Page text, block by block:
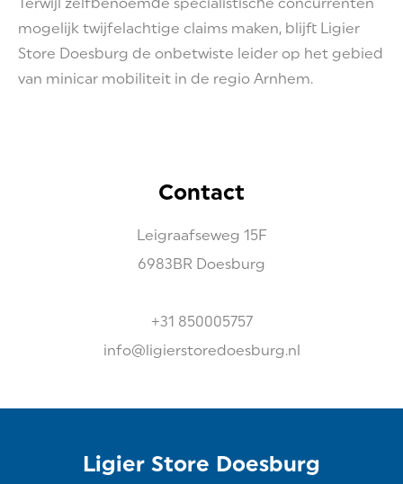
mogelijk twijfelachtige claims maken, blijft Ligier
Store Doesburg de onbetwiste leider op het gebied
van minicar mobiliteit in de regio Arnhem.
Contact
Leigraafseweg 15F
6983BR Doesburg
+31 850005757
info@ligierstoredoesburg.nl
Ligier Store Doesburg